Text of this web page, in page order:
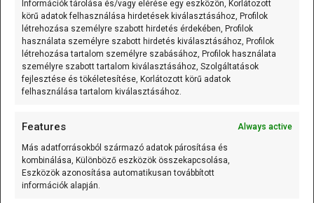
Információk tárolása és/vagy elérése egy eszközön, Korlátozott
körű adatok felhasználása hirdetések kiválasztásához, Profilok
létrehozása személyre szabott hirdetés érdekében, Profilok
használata személyre szabott hirdetés kiválasztásához, Profilok
létrehozása tartalom személyre szabásához, Profilok használata
személyre szabott tartalom kiválasztásához, Szolgáltatások
fejlesztése és tökéletesítése, Korlátozott körű adatok
felhasználása tartalom kiválasztásához.
Features Always active
Más adatforrásokból származó adatok párosítása és
kombinálása, Különböző eszközök összekapcsolása,
Eszközök azonosítása automatikusan továbbított
információk alapján.
125 kHz RFID kulcstartó (EM4305/T5577 írható)
Vegyes/Mixed
A 125 kHz RFID kulcstartó (EM4305/T5577
írható) olyan passzív RFID[...]
CÍMKÉK
alappanel Arduino